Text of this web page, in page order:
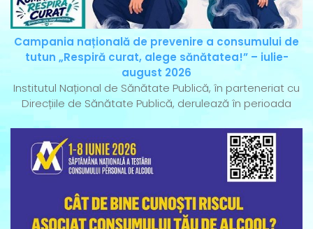
Campania națională de prevenire a consumului de
tutun „Respiră curat, alege sănătatea!” – iulie-
august 2026
Institutul Național de Sănătate Publică, în parteneriat cu
Direcțiile de Sănătate Publică, derulează în perioada